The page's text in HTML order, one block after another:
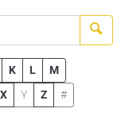
K L
M
X Y Z #